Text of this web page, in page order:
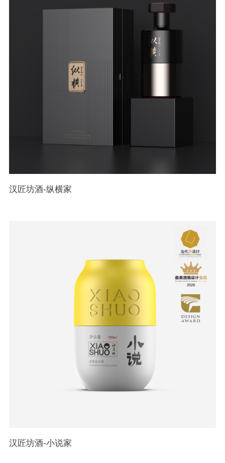
汉匠坊酒-纵横家
汉匠坊酒-小说家